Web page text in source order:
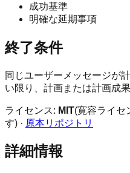
成功基準
明確な延期事項
終了条件
同じユーザーメッセージが
い限り、計画または計画成
ライセンス: MIT(寛容ライセ
す) · 原本リポジトリ
詳細情報